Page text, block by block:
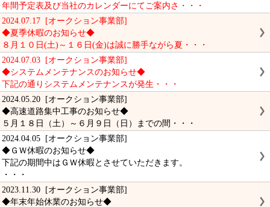
年間予定表及び当社のカレンダーにてご案内さ・・・
2024.07.17 [オークション事業部]
◆夏季休暇のお知らせ◆
８月１０日(土)～１６日(金)は誠に勝手ながら夏・・・
2024.07.03 [オークション事業部]
◆システムメンテナンスのお知らせ◆
下記の通りシステムメンテナンスが発生・・・
2024.05.20 [オークション事業部]
◆高速道路集中工事のお知らせ◆
５月１８日（土）～６月９日（日）までの間・・・
2024.04.05 [オークション事業部]
◆ＧＷ休暇のお知らせ◆
下記の期間中はＧＷ休暇とさせていただきます。
・・・
2023.11.30 [オークション事業部]
◆年末年始休業のお知らせ◆